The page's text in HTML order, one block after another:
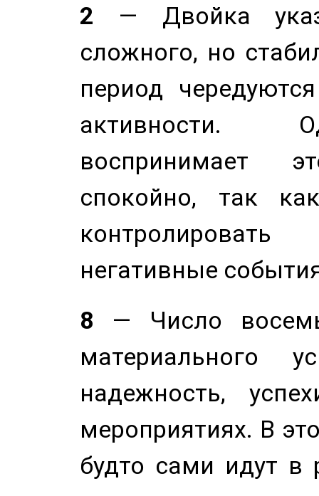
2 — Двойка
сложного, но
период
активности.
воспринимает
спокойно, так
негативные
8 — Число
материального
надежность,
мероприятиях. В
будто сами идут в